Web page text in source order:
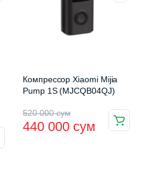
Компрессор Xiaomi Mijia
Pump 1S (MJCQB04QJ)
520 000сум
Первоначальная
цена
440 000 сум
Текущая
цена: